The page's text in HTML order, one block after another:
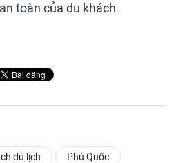
toàn của du khách.
du lịch Phú Quốc